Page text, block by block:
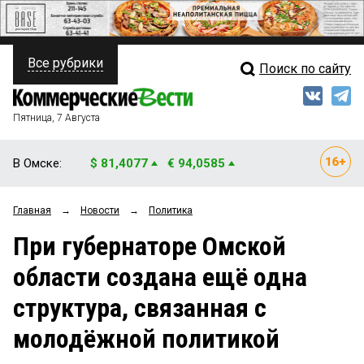
ПОЛИТИКА
ФИНАНСЫ
ОБЩЕСТВО
ЗАКОН
НОВОСТИ КОМПАНИЙ
ПРОИСШЕСТВИЯ
Свежий выпуск
Рейтинги
Блоги
Архив
Все рубрики Поиск по сайту
Пятница, 7 Августа
В Омске: $ 81,4077 € 94,0585
Главная → Новости → Политика
При губернаторе Омской
области создана ещё одна
структура, связанная с
молодёжной политикой